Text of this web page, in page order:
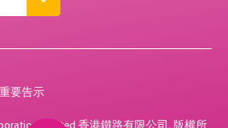
重要告示
Limited 香港鐵路有限公司. 版權所